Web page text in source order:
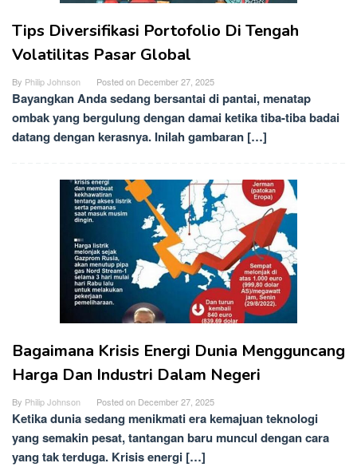
Tips Diversifikasi Portofolio Di Tengah
Volatilitas Pasar Global
By Philip Johnson Posted on December 27, 2025
Bayangkan Anda sedang bersantai di pantai, menatap
ombak yang bergulung dengan damai ketika tiba-tiba badai
datang dengan kerasnya. Inilah gambaran […]
Bagaimana Krisis Energi Dunia Mengguncang
Harga Dan Industri Dalam Negeri
By Philip Johnson Posted on December 27, 2025
Ketika dunia sedang menikmati era kemajuan teknologi
yang semakin pesat, tantangan baru muncul dengan cara
yang tak terduga. Krisis energi […]